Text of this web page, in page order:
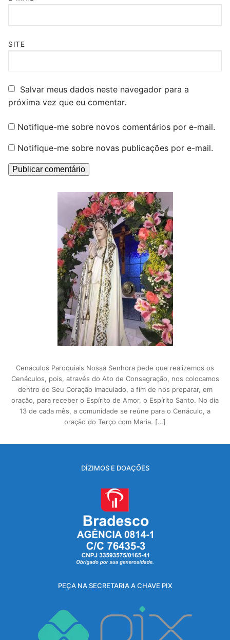
SITE
Salvar meus dados neste navegador para a
próxima vez que eu comentar.
Notifique-me sobre novos comentários por e-mail.
Notifique-me sobre novas publicações por e-mail.
Cenáculos Paroquiais Nossa Senhora pede que realizemos os
Cenáculos, pois, através do Ato de Consagração, nos colocamos
dentro do Seu Coração Imaculado, a fim de nos preparar, em
oração, para receber o Espírito de Amor, o Espírito Santo. No dia
13 de cada mês, a comunidade se reúne para o Cenáculo, a
oração do Terço com Maria. […]
DÍZIMOS E DOAÇÕES
PEÇA NA SECRETARIA A CHAVE PIX